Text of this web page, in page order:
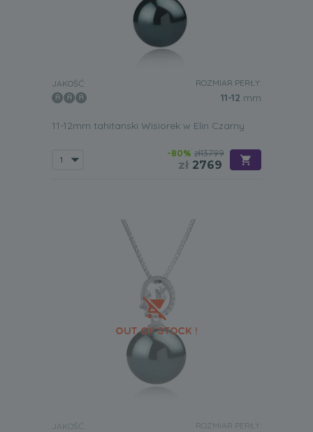
JAKOŚĆ: ROZMIAR PERŁY:
11-12 mm
11-12mm tahitanski Wisiorek w Elin Czarny
-80% zł13799
zł 2769
JAKOŚĆ: ROZMIAR PERŁY: